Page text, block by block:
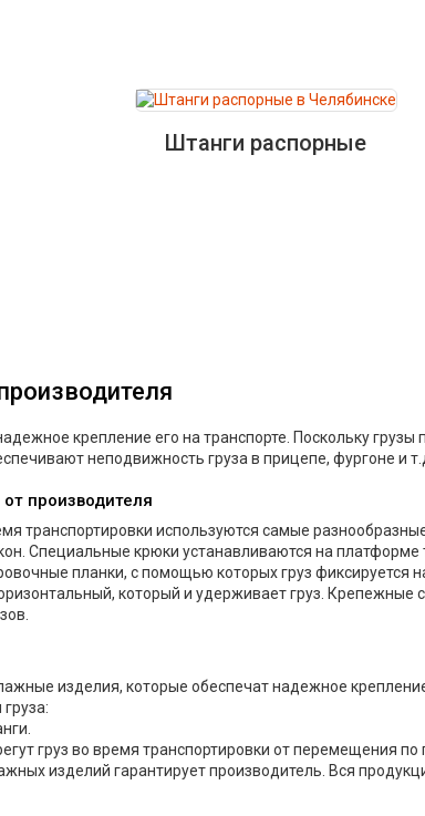
Штанги распорные
крепление его на транспорте. Поскольку
неподвижность груза в прицепе, фургоне и
производителя
транспортировки используются самые
Специальные крюки устанавливаются на
планки, с помощью которых груз фиксируется
который и удерживает груз. Крепежные
изделия, которые обеспечат надежное
груз во время транспортировки от перемещения
изделий гарантирует производитель. Вся